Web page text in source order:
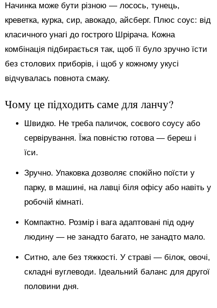
Начинка може бути різною — лосось, тунець,
креветка, курка, сир, авокадо, айсберг. Плюс соус: від
класичного унагі до гострого Шрірача. Кожна
комбінація підбирається так, щоб її було зручно їсти
без столових приборів, і щоб у кожному укусі
відчувалась повнота смаку.
Чому це підходить саме для ланчу?
Швидко. Не треба паличок, соєвого соусу або
сервірування. Їжа повністю готова — береш і
їси.
Зручно. Упаковка дозволяє спокійно поїсти у
парку, в машині, на лавці біля офісу або навіть у
робочій кімнаті.
Компактно. Розмір і вага адаптовані під одну
людину — не занадто багато, не занадто мало.
Ситно, але без тяжкості. У страві — білок, овочі,
складні вуглеводи. Ідеальний баланс для другої
половини дня.